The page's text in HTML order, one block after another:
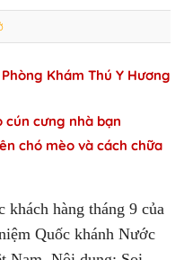
Khám Thú Y Hương
cún cưng nhà bạn
chó mèo và cách chữa
khách hàng tháng 9 của
Quốc khánh Nước